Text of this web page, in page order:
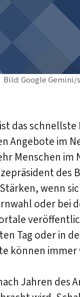
Bild: Google
das
Angebote im
Menschen im
des
wenn
oder bei
Tag oder in
können
Jahren des